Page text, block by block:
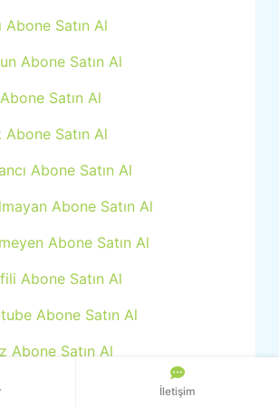
Abone Satın Al
Abone Satın Al
Satın Al
Satın Al
Abone Satın Al
Abone Satın Al
Abone Satın Al
Abone Satın Al
Abone Satın Al
Abone Satın Al
Abone Satın Al
İletişim